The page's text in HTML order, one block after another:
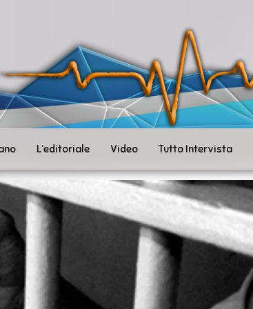
L’editoriale Video Tutto Intervista